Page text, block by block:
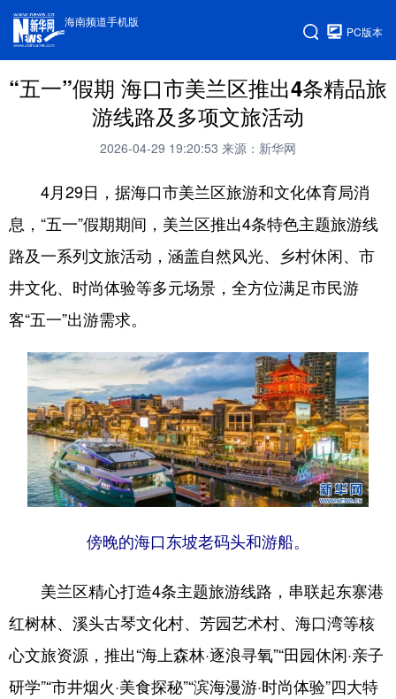
海南频道手机版
PC版本
“五一”假期 海口市美兰区推出4条精品旅
游线路及多项文旅活动
2026-04-29 19:20:53 来源：新华网
4月29日，据海口市美兰区旅游和文化体育局消
息，“五一”假期期间，美兰区推出4条特色主题旅游线
路及一系列文旅活动，涵盖自然风光、乡村休闲、市
井文化、时尚体验等多元场景，全方位满足市民游
客“五一”出游需求。
傍晚的海口东坡老码头和游船。
美兰区精心打造4条主题旅游线路，串联起东寨港
红树林、溪头古琴文化村、芳园艺术村、海口湾等核
心文旅资源，推出“海上森林·逐浪寻氧”“田园休闲·亲子
研学”“市井烟火·美食探秘”“滨海漫游·时尚体验”四大特